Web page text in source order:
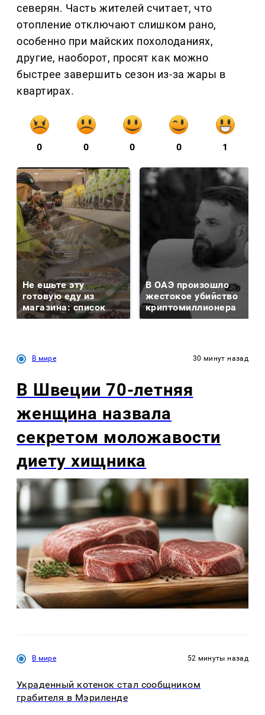
северян. Часть жителей считает, что
отопление отключают слишком рано,
особенно при майских похолоданиях,
другие, наоборот, просят как можно
быстрее завершить сезон из-за жары в
квартирах.
0 0 0 0 1
Не ешьте эту
готовую еду из
магазина: список
В ОАЭ произошло
жестокое убийство
криптомиллионера
В мире 30 минут назад
В Швеции 70-летняя
женщина назвала
секретом моложавости
диету хищника
В мире 52 минуты назад
Украденный котенок стал сообщником
грабителя в Мэриленде